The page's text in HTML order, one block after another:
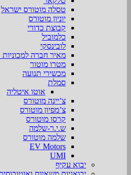
טסלה מוטורס ישראל
יוניון מוטורס
קבוצת כדורי
כלמוביל
לובינסקי
מאיר חברה למכוניות
מטרו מוטור
מכשירי תנועה
סמלת
אוטו איטליה
צ’יינה מוטורס
צ’מפיון מוטורס
קרסו מוטורס
ש.י.ר-שלמה
שלמה מוטורס
EV Motors
UMI
יבוא עקיף